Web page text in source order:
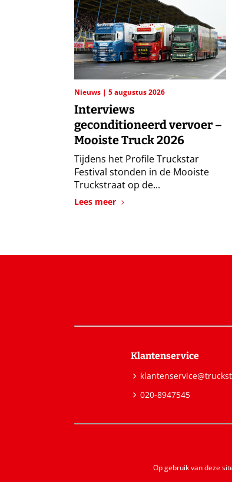
Nieuws 5 augustus 2026
Interviews
geconditioneerd vervoer –
Mooiste Truck 2026
Tijdens het Profile Truckstar
Festival stonden in de Mooiste
Truckstraat op de...
Lees meer
Klantenservice
020-8947545
Op gebruik van deze